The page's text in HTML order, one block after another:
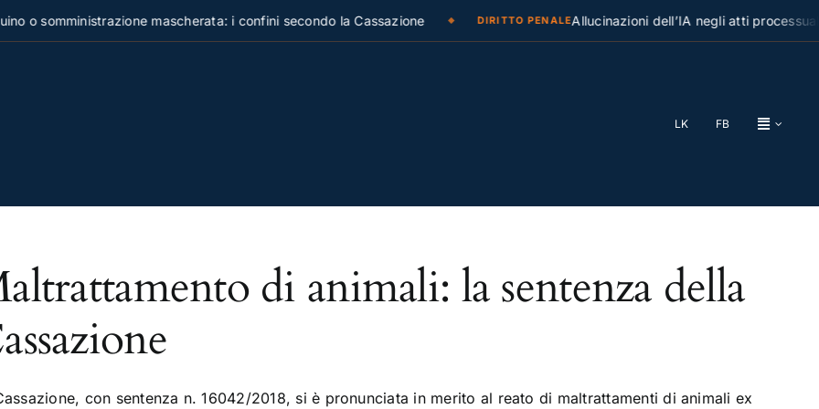
o somministrazione mascherata: i confini secondo la Cassazione DIRITTO PENALEAllucinazioni dell’IA negli atti
LK FB
di animali: la sentenza della
con sentenza n. 16042/2018, si è pronunciata in merito al reato di maltrattamenti di animali ex